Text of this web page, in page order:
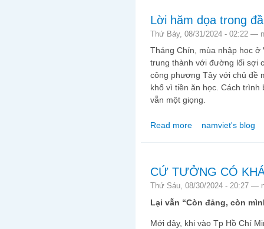
Lời hăm dọa trong
Thứ Bảy, 08/31/2024 - 02:22 —
Tháng Chín, mùa nhập học ở
trung thành với đường lối sợi
công phương Tây với chủ đề
khổ vì tiền ăn học. Cách
vẫn một giọng.
Read more about Lời hăm dọa
namviet's blog
CỨ TƯỞNG CÓ
Thứ Sáu, 08/30/2024 - 20:27 —
Lại vẫn “Còn đảng, còn
Mới đây, khi vào Tp Hồ Chí